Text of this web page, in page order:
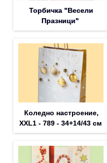
Торбичка "Весели
Празници"
Коледно настроение,
XXL1 - 789 - 34+14/43 см